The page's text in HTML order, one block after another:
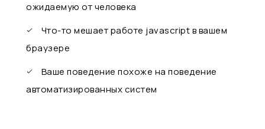
ожидаемую от человека
Что-то мешает работе javascript в вашем
браузере
Ваше поведение похоже на поведение
автоматизированных систем